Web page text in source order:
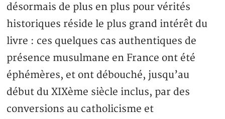
désormais de plus en plus pour vérités
historiques réside le plus grand intérêt du
livre : ces quelques cas authentiques de
présence musulmane en France ont été
éphémères, et ont débouché, jusqu’au
début du XIXème siècle inclus, par des
conversions au catholicisme et